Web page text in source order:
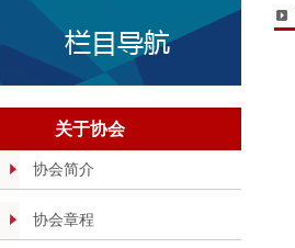
关于协会
协会简介
协会章程